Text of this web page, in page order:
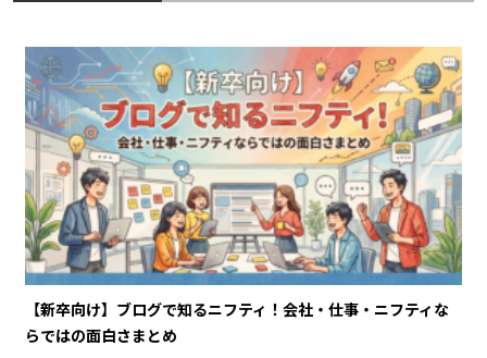
【新卒向け】ブログで知るニフティ！会社・仕事・ニフティな
らではの面白さまとめ